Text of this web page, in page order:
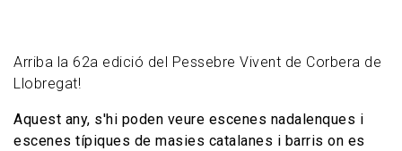
Arriba la 62a edició del Pessebre Vivent de Corbera de
Llobregat!
Aquest any, s'hi poden veure escenes nadalenques i
escenes típiques de masies catalanes i barris on es